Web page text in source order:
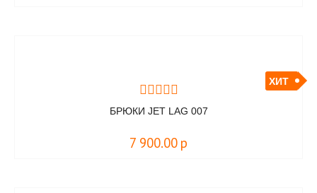
ХИТ
БРЮКИ JET LAG 007
7 900.00 р